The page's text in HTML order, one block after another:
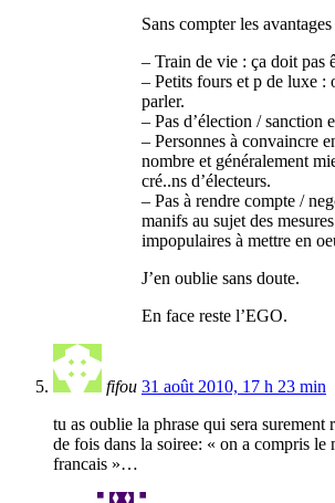
Sans compter les avantages
– Train de vie : ça doit pas
– Petits fours et p de luxe :
parler.
– Pas d’élection / sanction
– Personnes à convaincre
nombre et généralement
cré..ns d’électeurs.
– Pas à rendre compte /
manifs au sujet des
impopulaires à mettre en
J’en oublie sans doute.
En face reste l’EGO.
fifou 31 août 2010, 17 h 23 min
tu as oublie la phrase qui sera surement
de fois dans la soiree: « on a compris le
francais »…